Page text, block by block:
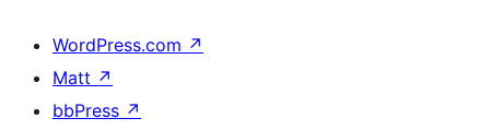
WordPress.com ↗
Matt ↗
bbPress ↗